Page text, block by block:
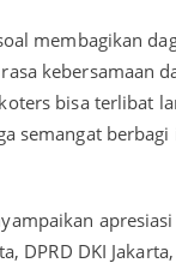
membagikan
kebersamaan
bisa terlibat
semangat
DPRD DKI